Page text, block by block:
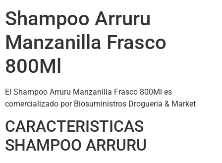
Shampoo Arruru
Manzanilla Frasco
800Ml
El Shampoo Arruru Manzanilla Frasco 800Ml es
comercializado por Biosuministros Drogueria & Market
CARACTERISTICAS
SHAMPOO ARRURU